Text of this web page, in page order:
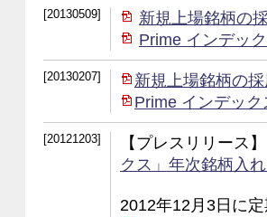
[20130509]
新規上場銘柄の
Prime インデッ
[20130207]
新規上場銘柄の
Prime インデッ
[20121203]
【プレスリリース】
クス」年次銘柄入
2012年12月3日に